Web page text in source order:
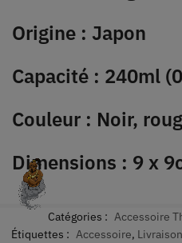
Origine : Japon
Capacité : 240ml
Couleur : Noir,
Dimensions : 9 x
Catégories : Accessoire
Étiquettes : Accessoire,